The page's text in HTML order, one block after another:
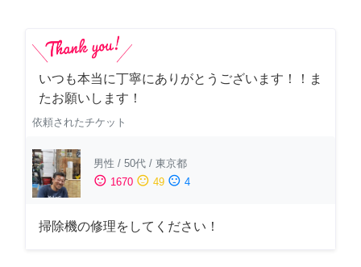
いつも本当に丁寧にありがとうございます！！ま
たお願いします！
依頼されたチケット
男性 / 50代 / 東京都
sentiment_satisfied 1670 sentiment_neutral 49 sentiment_dissatisfied 4
掃除機の修理をしてください！